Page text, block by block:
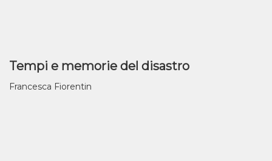
Tempi e memorie del disastro
Francesca Fiorentin